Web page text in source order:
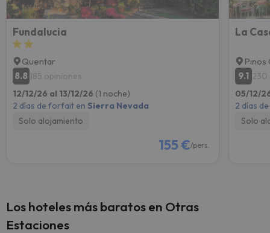
Fundalucia
Quentar
8.8 185 opiniones
12/12/26 al 13/12/26 (1 noche)
2 días de forfait en Sierra Nevada
Solo alojamiento
155 €/pers.
La
Pinos
9.1 230
05/12/
2 días
Solo
Los hoteles más baratos en Otras
Estaciones